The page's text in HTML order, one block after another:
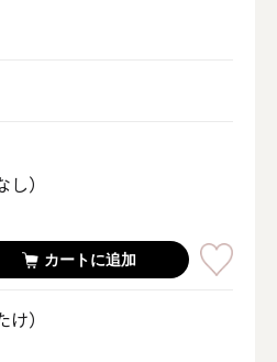
）
カートに追加
）